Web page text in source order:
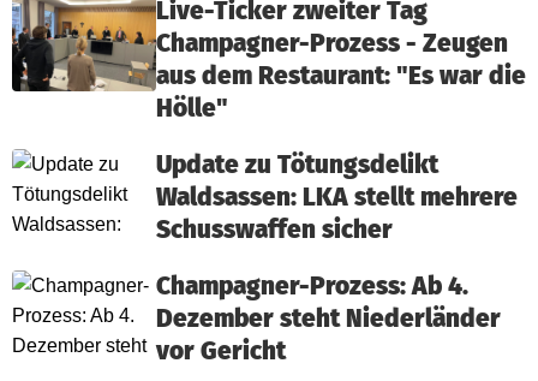
Live-Ticker zweiter Tag
Champagner-Prozess - Zeugen
aus dem Restaurant: "Es war die
Hölle"
Update zu Tötungsdelikt
Waldsassen: LKA stellt mehrere
Schusswaffen sicher
Champagner-Prozess: Ab 4.
Dezember steht Niederländer
vor Gericht